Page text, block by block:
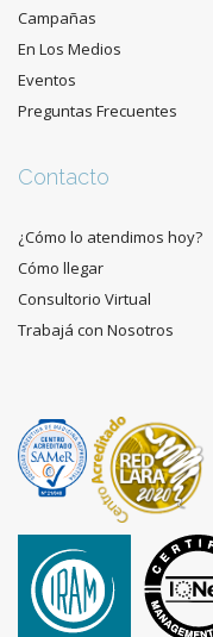
Campañas
En Los Medios
Eventos
Preguntas Frecuentes
Contacto
¿Cómo lo atendimos hoy?
Cómo llegar
Consultorio Virtual
Trabajá con Nosotros